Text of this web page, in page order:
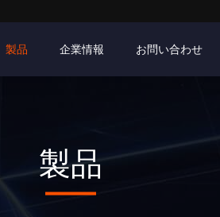
製品 企業情報 お問い合わせ
製品